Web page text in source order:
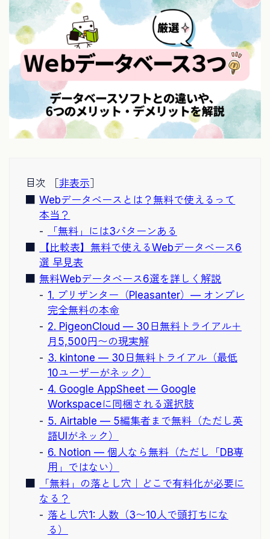
目次 ［非表示］
Webデータベースとは？無料で使えるって
本当？
「無料」には3パターンある
【比較表】無料で使えるWebデータベース6
選 早見表
無料Webデータベース6選を詳しく解説
1. プリザンター（Pleasanter）— オンプレ
完全無料の本命
2. PigeonCloud — 30日無料トライアル＋
月5,500円〜の現実解
3. kintone — 30日無料トライアル（最低
10ユーザーがネック）
4. Google AppSheet — Google
Workspaceに同梱される選択肢
5. Airtable — 5編集者まで無料（ただし英
語UIがネック）
6. Notion — 個人なら無料（ただし「DB専
用」ではない）
「無料」の落とし穴｜どこで有料化が必要に
なる？
落とし穴1: 人数（3〜10人で頭打ちにな
る）